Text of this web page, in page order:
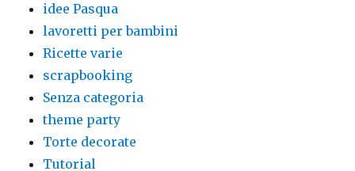
idee Pasqua
lavoretti per bambini
Ricette varie
scrapbooking
Senza categoria
theme party
Torte decorate
Tutorial